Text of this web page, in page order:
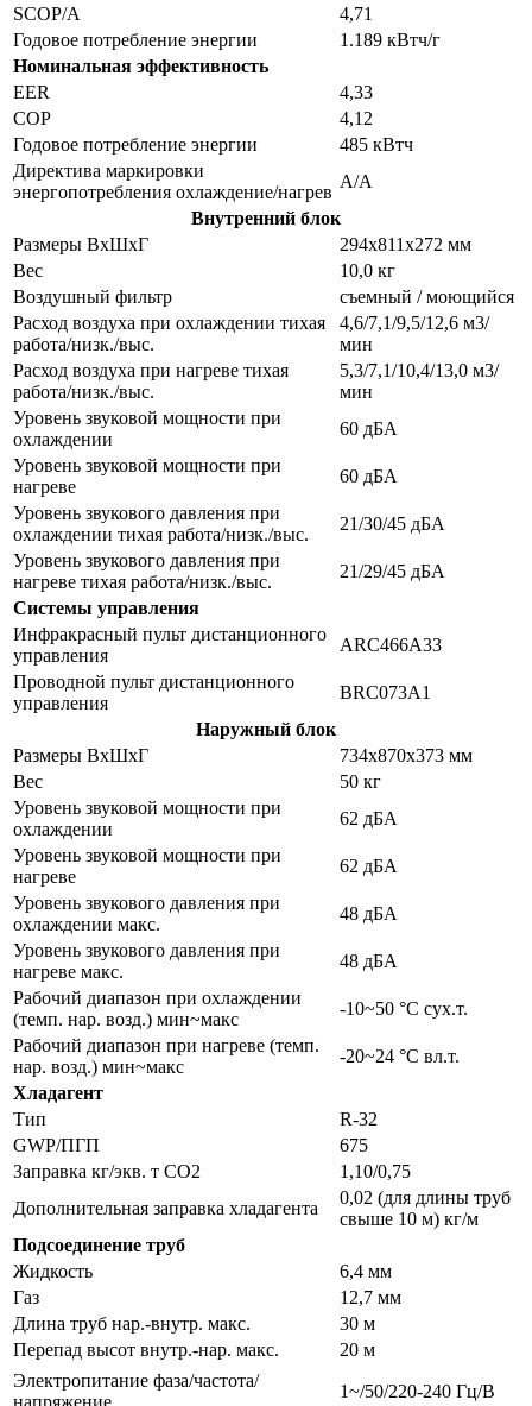
SCOP/A
4,71
Годовое потребление энергии
1.189 кВтч/г
Номинальная эффективность
EER
4,33
COP
4,12
Годовое потребление энергии
485 кВтч
Директива маркировки
энергопотребления охлаждение/нагрев
A/A
Внутренний блок
Размеры ВхШхГ
294x811x272 мм
Вес
10,0 кг
Воздушный фильтр
съемный / моющийся
Расход воздуха при охлаждении тихая
работа/низк./выс.
4,6/7,1/9,5/12,6 м3/
мин
Расход воздуха при нагреве тихая
работа/низк./выс.
5,3/7,1/10,4/13,0 м3/
мин
Уровень звуковой мощности при
охлаждении
60 дБA
Уровень звуковой мощности при
нагреве
60 дБA
Уровень звукового давления при
охлаждении тихая работа/низк./выс.
21/30/45 дБA
Уровень звукового давления при
нагреве тихая работа/низк./выс.
21/29/45 дБA
Системы управления
Инфракрасный пульт дистанционного
управления
ARC466A33
Проводной пульт дистанционного
управления
BRC073A1
Наружный блок
Размеры ВхШхГ
734x870x373 мм
Вес
50 кг
Уровень звуковой мощности при
охлаждении
62 дБA
Уровень звуковой мощности при
нагреве
62 дБA
Уровень звукового давления при
охлаждении макс.
48 дБA
Уровень звукового давления при
нагреве макс.
48 дБA
Рабочий диапазон при охлаждении
(темп. нар. возд.) мин~макс
-10~50 °C cух.т.
Рабочий диапазон при нагреве (темп.
нар. возд.) мин~макс
-20~24 °C вл.т.
Хладагент
Тип
R-32
GWP/ПГП
675
Заправка кг/экв. т СО2
1,10/0,75
Дополнительная заправка хладагента
0,02 (для длины труб
свыше 10 м) кг/м
Подсоединение труб
Жидкость
6,4 мм
Газ
12,7 мм
Длина труб нар.-внутр. макс.
30 м
Перепад высот внутр.-нар. макс.
20 м
Электропитание фаза/частота/
напряжение
1~/50/220-240 Гц/В